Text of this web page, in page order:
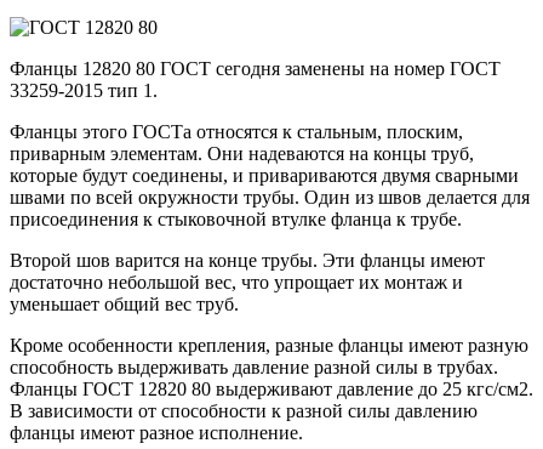
Фланцы 12820 80 ГОСТ сегодня заменены на номер ГОСТ
33259-2015 тип 1.
Фланцы этого ГОСТа относятся к стальным, плоским,
приварным элементам. Они надеваются на концы труб,
которые будут соединены, и привариваются двумя сварными
швами по всей окружности трубы. Один из швов делается для
присоединения к стыковочной втулке фланца к трубе.
Второй шов варится на конце трубы. Эти фланцы имеют
достаточно небольшой вес, что упрощает их монтаж и
уменьшает общий вес труб.
Кроме особенности крепления, разные фланцы имеют разную
способность выдерживать давление разной силы в трубах.
Фланцы ГОСТ 12820 80 выдерживают давление до 25 кгс/см2.
В зависимости от способности к разной силы давлению
фланцы имеют разное исполнение.